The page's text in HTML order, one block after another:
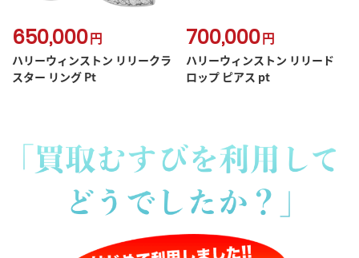
650,000円
ハリーウィンストン リリークラ
スター リング Pt
700,000円
ハリーウィンストン リリード
ロップ ピアス pt